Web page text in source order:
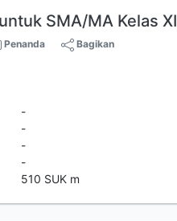
SMA/MA Kelas
Penanda Bagikan
-
-
-
-
510 SUK m